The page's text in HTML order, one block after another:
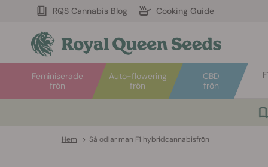
RQS Cannabis Blog Cooking Guide
Auto-flowering
frön
Feminiserade
frön
CBD
frön
Hem > Så odlar man F1 hybridcannabisfrön